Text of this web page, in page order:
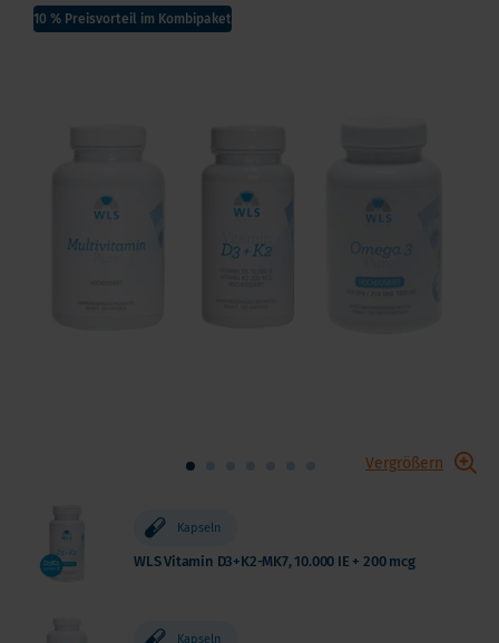
10 % Preisvorteil im Kombipaket
Vergrößern
Kapseln
WLS Vitamin D3+K2-MK7, 10.000 IE + 200 mcg
Kapseln